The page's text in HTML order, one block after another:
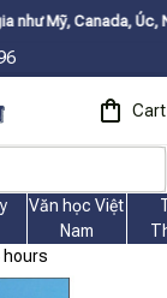
Nhật, Hàn, và các
Cart
Văn học Việt
Nam
hours